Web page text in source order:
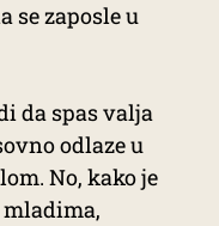
se zaposle u
da spas valja
odlaze u
No, kako je
mladima,